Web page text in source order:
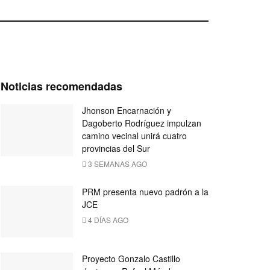
Noticias recomendadas
Jhonson Encarnación y
Dagoberto Rodríguez impulzan
camino vecinal unirá cuatro
provincias del Sur
3 SEMANAS AGO
PRM presenta nuevo padrón a la
JCE
4 DÍAS AGO
Proyecto Gonzalo Castillo